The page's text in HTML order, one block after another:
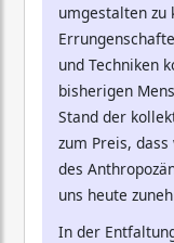
umgestalten zu
und Techniken
bisherigen
Stand der
zum Preis,
des
uns heute
In der